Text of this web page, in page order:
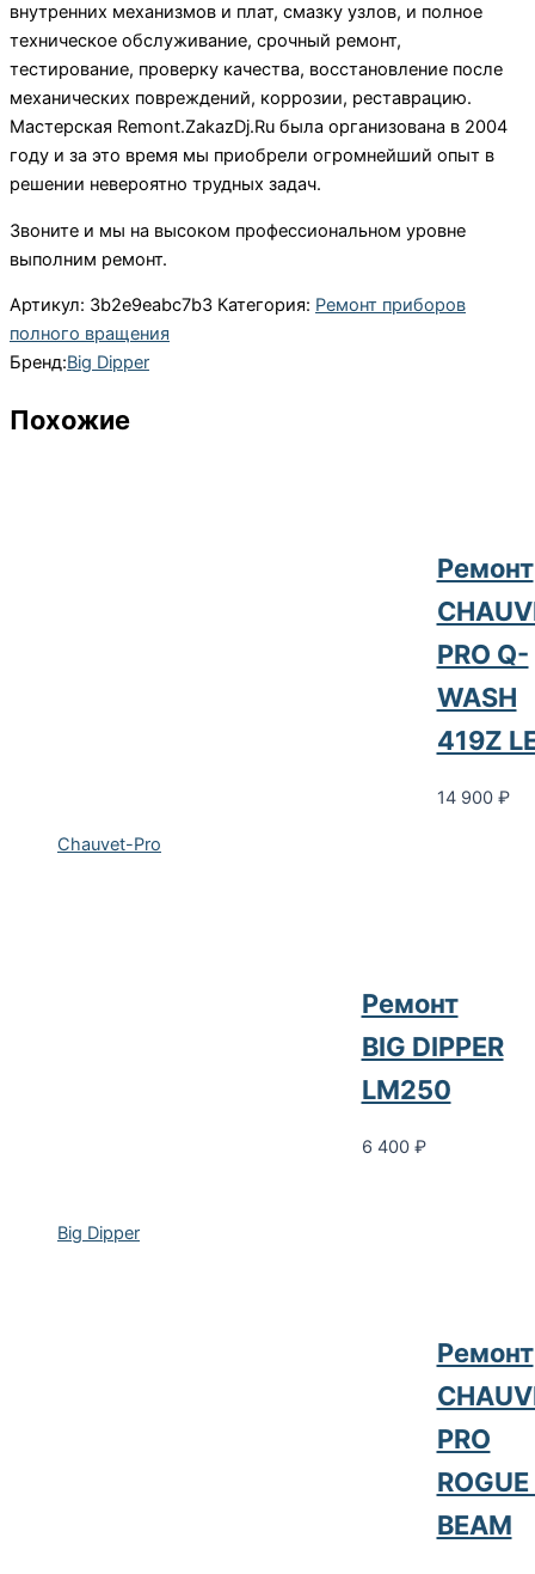
внутренних механизмов и плат, смазку узлов, и полное
техническое обслуживание, срочный ремонт,
тестирование, проверку качества, восстановление после
механических повреждений, коррозии, реставрацию.
Мастерская Remont.ZakazDj.Ru была организована в 2004
году и за это время мы приобрели огромнейший опыт в
решении невероятно трудных задач.
Звоните и мы на высоком профессиональном уровне
выполним ремонт.
Артикул: 3b2e9eabc7b3 Категория: Ремонт приборов
полного вращения
Бренд:Big Dipper
Похожие
Chauvet-Pro
Ремонт
PRO Q-
WASH
419Z
14 900 ₽
Big Dipper
Ремонт
BIG DIPPER
LM250
6 400 ₽
Ремонт
PRO
BEAM